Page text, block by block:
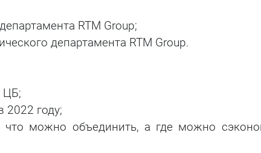
RTM Group;
департамента RTM Group.
ЦБ;
году;
можно объединить, а где можно